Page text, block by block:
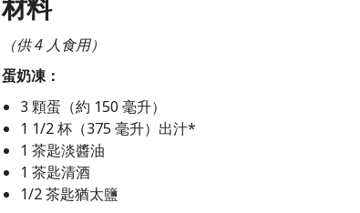
材料
（供 4 人食用）
蛋奶凍：
3 顆蛋（約 150 毫升）
1 1/2 杯（375 毫升）出汁*
1 茶匙淡醬油
1 茶匙清酒
1/2 茶匙猶太鹽